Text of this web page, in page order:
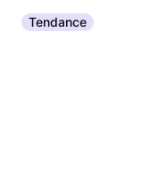
Tendance